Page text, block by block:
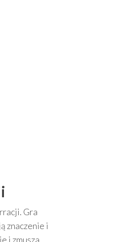
Gra
znaczenie i
i zmusza